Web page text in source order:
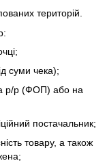
територій.
суми чека);
р/р (ФОП) або на
постачальник;
товару, а також